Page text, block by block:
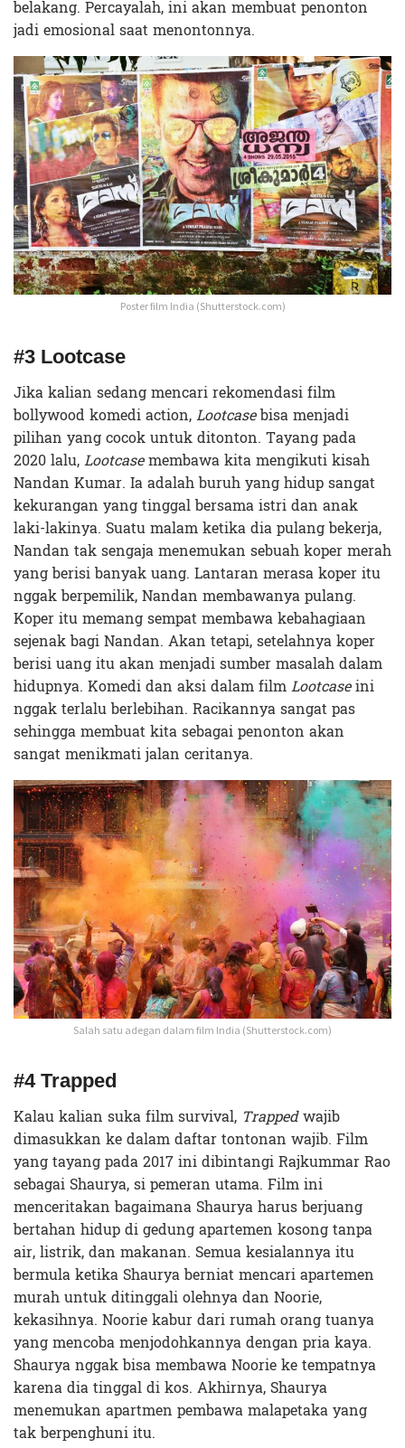
belakang. Percayalah, ini akan membuat penonton
jadi emosional saat menontonnya.
Poster film India (Shutterstock.com)
#3 Lootcase
Jika kalian sedang mencari rekomendasi film
bollywood komedi action,Lootcasebisa menjadi
pilihan yang cocok untuk ditonton. Tayang pada
2020 lalu,Lootcasemembawa kita mengikuti kisah
Nandan Kumar. Ia adalah buruh yang hidup sangat
kekurangan yang tinggal bersama istri dan anak
laki-lakinya. Suatu malam ketika dia pulang bekerja,
Nandan tak sengaja menemukan sebuah koper merah
yang berisi banyak uang. Lantaran merasa koper itu
nggak berpemilik, Nandan membawanya pulang.
Koper itu memang sempat membawa kebahagiaan
sejenak bagi Nandan. Akan tetapi, setelahnya koper
berisi uang itu akan menjadi sumber masalah dalam
hidupnya. Komedi dan aksi dalam filmLootcaseini
nggak terlalu berlebihan. Racikannya sangat pas
sehingga membuat kita sebagai penonton akan
sangat menikmati jalan ceritanya.
Salah satu adegan dalam film India (Shutterstock.com)
#4 Trapped
Kalau kalian suka film survival, Trappedwajib
dimasukkan ke dalam daftar tontonan wajib. Film
yang tayang pada 2017 ini dibintangi Rajkummar Rao
sebagai Shaurya, si pemeran utama. Film ini
menceritakan bagaimana Shaurya harus berjuang
bertahan hidup di gedung apartemen kosong tanpa
air, listrik, dan makanan. Semua kesialannya itu
bermula ketika Shaurya berniat mencari apartemen
murah untuk ditinggali olehnya dan Noorie,
kekasihnya. Noorie kabur dari rumah orang tuanya
yang mencoba menjodohkannya dengan pria kaya.
Shaurya nggak bisa membawa Noorie ke tempatnya
karena dia tinggal di kos. Akhirnya, Shaurya
menemukan apartmen pembawa malapetaka yang
tak berpenghuni itu.